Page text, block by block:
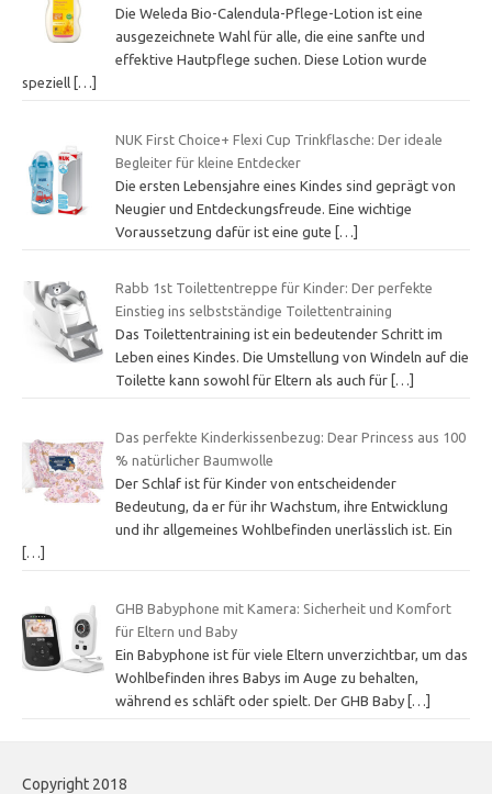
Die Weleda Bio-Calendula-Pflege-Lotion ist eine
ausgezeichnete Wahl für alle, die eine sanfte und
effektive Hautpflege suchen. Diese Lotion wurde
speziell […]
NUK First Choice+ Flexi Cup Trinkflasche: Der ideale
Begleiter für kleine Entdecker
Die ersten Lebensjahre eines Kindes sind geprägt von
Neugier und Entdeckungsfreude. Eine wichtige
Voraussetzung dafür ist eine gute
[…]
Rabb 1st Toilettentreppe für Kinder: Der perfekte
Einstieg ins selbstständige Toilettentraining
Das Toilettentraining ist ein bedeutender Schritt im
Leben eines Kindes. Die Umstellung von Windeln auf die
Toilette kann sowohl für Eltern als auch für […]
Das perfekte Kinderkissenbezug: Dear Princess aus 100
% natürlicher Baumwolle
Der Schlaf ist für Kinder von entscheidender
Bedeutung, da er für ihr Wachstum, ihre Entwicklung
und ihr allgemeines Wohlbefinden unerlässlich ist. Ein
[…]
GHB Babyphone mit Kamera: Sicherheit und Komfort
für Eltern und Baby
Ein Babyphone ist für viele Eltern unverzichtbar, um das
Wohlbefinden ihres Babys im Auge zu behalten,
während es schläft oder spielt. Der GHB Baby […]
Copyright 2018